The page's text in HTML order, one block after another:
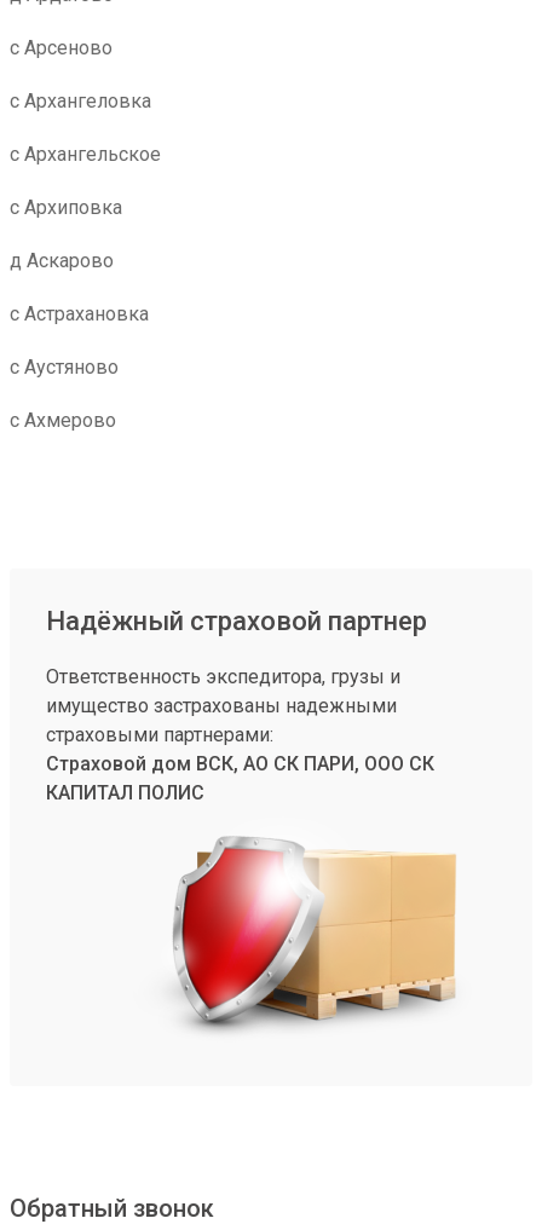
с Арсеново
с Архангеловка
с Архангельское
с Архиповка
д Аскарово
с Астрахановка
с Аустяново
с Ахмерово
Надёжный страховой партнер
Ответственность экспедитора, грузы и
имущество застрахованы надежными
страховыми партнерами:
Страховой дом ВСК, АО СК ПАРИ, ООО СК
КАПИТАЛ ПОЛИС
Обратный звонок